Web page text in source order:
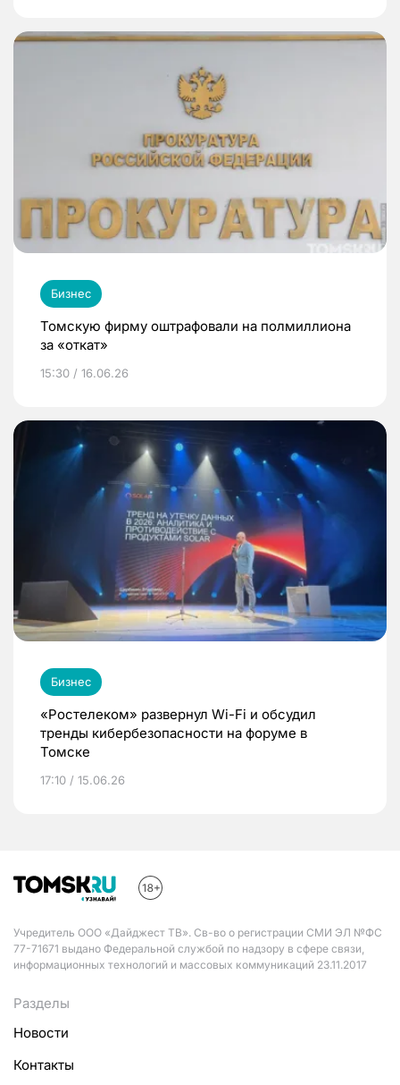
Бизнес
Томскую фирму оштрафовали на полмиллиона
за «откат»
15:30 / 16.06.26
Бизнес
«Ростелеком» развернул Wi-Fi и обсудил
тренды кибербезопасности на форуме в
Томске
17:10 / 15.06.26
Учредитель ООО «Дайджест ТВ». Св-во о регистрации СМИ ЭЛ №ФС
77-71671 выдано Федеральной службой по надзору в сфере связи,
информационных технологий и массовых коммуникаций 23.11.2017
Разделы
Новости
Контакты